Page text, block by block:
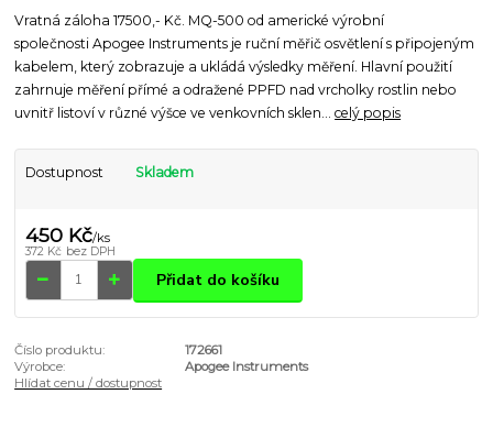
Vratná záloha 17500,- Kč. MQ-500 od americké výrobní
společnosti Apogee Instruments je ruční měřič osvětlení s připojeným
kabelem, který zobrazuje a ukládá výsledky měření. Hlavní použití
zahrnuje měření přímé a odražené PPFD nad vrcholky rostlin nebo
uvnitř listoví v různé výšce ve venkovních sklen...celý popis
Dostupnost Skladem
450 Kč/ks
372 Kč bez DPH
Přidat do košíku
Číslo produktu:
172661
Výrobce:
Apogee Instruments
Hlídat cenu / dostupnost